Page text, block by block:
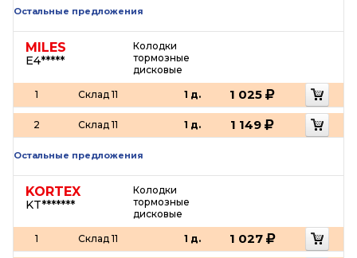
Остальные предложения
MILES
E4*****
Колодки
тормозные
дисковые
1 Склад 11 1 д. 1 025
2 Склад 11 1 д. 1 149
Остальные предложения
KORTEX
KT*******
Колодки
тормозные
дисковые
1 Склад 11 1 д. 1 027